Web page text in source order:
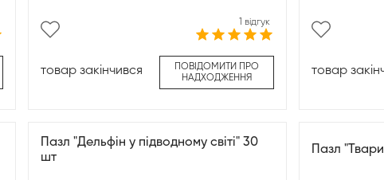
1 відгук
товар закінчився
ПОВІДОМИТИ ПРО
НАДХОДЖЕННЯ
товар
Пазл "Дельфін у підводному світі" 30
шт
Пазл